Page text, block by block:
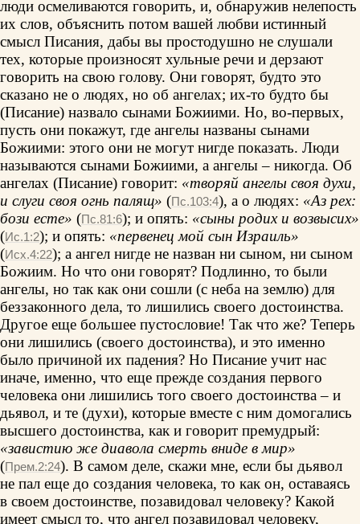
люди осмеливаются говорить, и, обнаружив нелепость
их слов, объяснить потом вашей любви истинный
смысл Писания, дабы вы простодушно не слушали
тех, которые произносят хульные речи и дерзают
говорить на свою голову. Они говорят, будто это
сказано не о людях, но об ангелах; их-то будто бы
(Писание) назвало сынами Божиими. Но, во-первых,
пусть они покажут, где ангелы названы сынами
Божиими: этого они не могут нигде показать. Люди
называются сынами Божиими, а ангелы – никогда. Об
ангелах (Писание) говорит: «творяй ангелы своя духи,
и слуги своя огнь палящ» (Пс.103:4), а о людях: «Аз рех:
бози есте» (Пс.81:6); и опять: «сыны родих и возвысих»
(Ис.1:2); и опять: «первенец мой сын Израиль»
(Исх.4:22); а ангел нигде не назван ни сыном, ни сыном
Божиим. Но что они говорят? Подлинно, то были
ангелы, но так как они сошли (с неба на землю) для
беззаконного дела, то лишились своего достоинства.
Другое еще большее пустословие! Так что же? Теперь
они лишились (своего достоинства), и это именно
было причиной их падения? Но Писание учит нас
иначе, именно, что еще прежде создания первого
человека они лишились того своего достоинства – и
дьявол, и те (духи), которые вместе с ним домогались
высшего достоинства, как и говорит премудрый:
«завистию же диавола смерть вниде в мир»
(Прем.2:24). В самом деле, скажи мне, если бы дьявол
не пал еще до создания человека, то как он, оставаясь
в своем достоинстве, позавидовал человеку? Какой
имеет смысл то, что ангел позавидовал человеку,